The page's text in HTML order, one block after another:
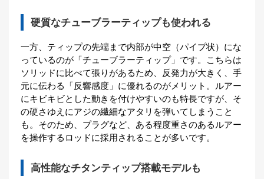
硬質なチューブラーティップも使われる
一方、ティップの先端まで内部が中空（パイプ状）にな
っているのが「チューブラーティップ」です。こちらは
ソリッドに比べて張りがあるため、反発力が大きく、手
元に伝わる「反響感度」に優れるのがメリット。ルアー
にキビキビとした動きを付けやすいのも特長ですが、そ
の硬さゆえにアジの繊細なアタリを弾いてしまうこと
も。そのため、プラグなど、ある程度重さのあるルアー
を操作するロッドに採用されることが多いです。
高性能なチタンティップ搭載モデルも